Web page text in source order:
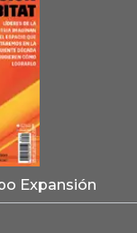
Expansión